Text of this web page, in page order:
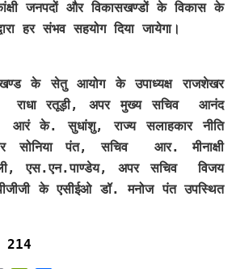
जनपदों और विकासखण्डों के विकास के
हर संभव सहयोग दिया जायेगा।
के सेतु आयोग के उपाध्यक्ष राजशेखर
रतूड़ी, अपर मुख्य सचिव आनंद
आरं के. सुधांशु, राज्य सलाहकार नीति
सोनिया पंत, सचिव आर. मीनाक्षी
एस.एन.पाण्डेय, अपर सचिव विजय
के एसीईओ डॉ. मनोज पंत उपस्थित
214